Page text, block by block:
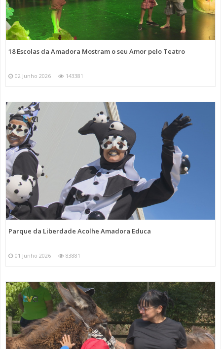
18 Escolas da Amadora Mostram o seu Amor pelo Teatro
02 Junho 2026 143381
Parque da Liberdade Acolhe Amadora Educa
01 Junho 2026 83881